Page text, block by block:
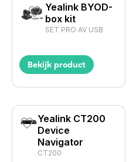
Yealink BYOD-
box kit
SET PRO AV USB
Bekijk product
Yealink CT200
Device
Navigator
CT200